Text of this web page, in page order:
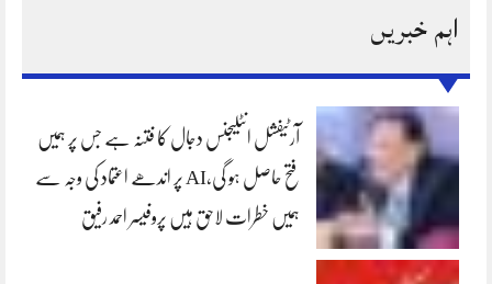
اہم خبریں
آرٹیفشل انٹلیجنس دجال کا فتنہ ہے جس پر ہمیں
فتح حاصل ہو گی،AI پر اندھے اعتماد کی وجہ سے
ہمیں خطرات لاحق ہیں پروفیسر احمد رفیق